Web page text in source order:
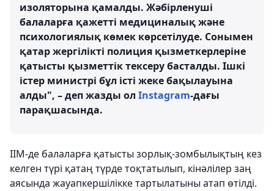
изоляторына қамалды. Жәбірленуші
балаларға қажетті медициналық және
психологиялық көмек көрсетілуде. Сонымен
қатар жергілікті полиция қызметкерлеріне
қатысты қызметтік тексеру басталды. Ішкі
істер министрі бұл істі жеке бақылауына
алды", – деп жазды ол Instagram-дағы
парақшасында.
ІІМ-де балаларға қатысты зорлық-зомбылықтың кез
келген түрі қатаң түрде тоқтатылып, кінәлілер заң
аясында жауапкершілікке тартылатыны атап өтілді.